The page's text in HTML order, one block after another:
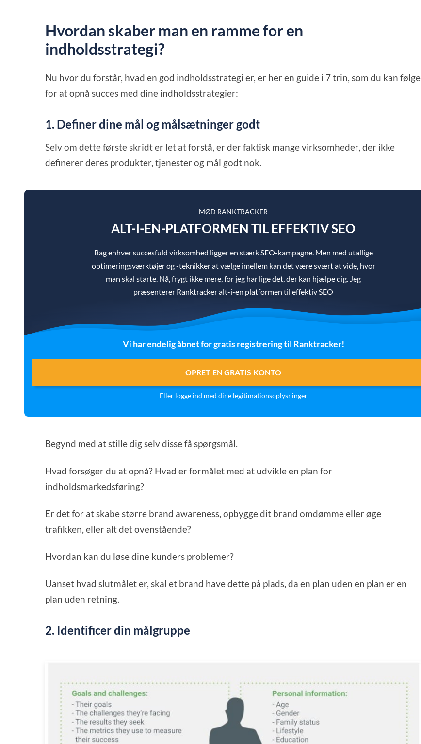
Hvordan skaber man en ramme for en
indholdsstrategi?
Nu hvor du forstår, hvad en god indholdsstrategi er, er her en guide i 7 trin, som du kan følge
for at opnå succes med dine indholdsstrategier:
1. Definer dine mål og målsætninger godt
Selv om dette første skridt er let at forstå, er der faktisk mange virksomheder, der ikke
definerer deres produkter, tjenester og mål godt nok.
MØD RANKTRACKER
ALT-I-EN-PLATFORMEN TIL EFFEKTIV SEO
Bag enhver succesfuld virksomhed ligger en stærk SEO-kampagne. Men med utallige
optimeringsværktøjer og -teknikker at vælge imellem kan det være svært at vide, hvor
man skal starte. Nå, frygt ikke mere, for jeg har lige det, der kan hjælpe dig. Jeg
præsenterer Ranktracker alt-i-en platformen til effektiv SEO
Vi har endelig åbnet for gratis registrering til Ranktracker!
OPRET EN GRATIS KONTO
Eller logge ind med dine legitimationsoplysninger
Begynd med at stille dig selv disse få spørgsmål.
Hvad forsøger du at opnå? Hvad er formålet med at udvikle en plan for
indholdsmarkedsføring?
Er det for at skabe større brand awareness, opbygge dit brand omdømme eller øge
trafikken, eller alt det ovenstående?
Hvordan kan du løse dine kunders problemer?
Uanset hvad slutmålet er, skal et brand have dette på plads, da en plan uden en plan er en
plan uden retning.
2. Identificer din målgruppe